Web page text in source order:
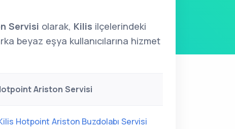
Servisi olarak, Kilis ilçelerindeki
beyaz eşya kullanıcılarına hizmet
Ariston Servisi
Hotpoint Ariston Buzdolabı Servisi